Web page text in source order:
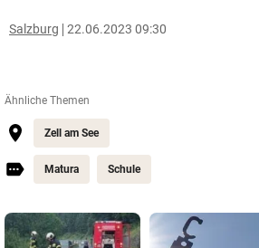
Salzburg 22.06.2023 09:30
Ähnliche Themen
Zell am See
Matura Schule